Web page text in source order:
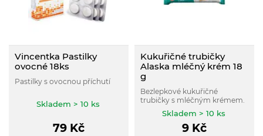
Vincentka Pastilky
ovocné 18ks
Pastilky s ovocnou příchutí
Skladem > 10 ks
79 Kč
Kukuřičné trubičky
Alaska mléčný krém 18
g
Bezlepkové kukuřičné
trubičky s mléčným krémem.
Skladem > 10 ks
9 Kč